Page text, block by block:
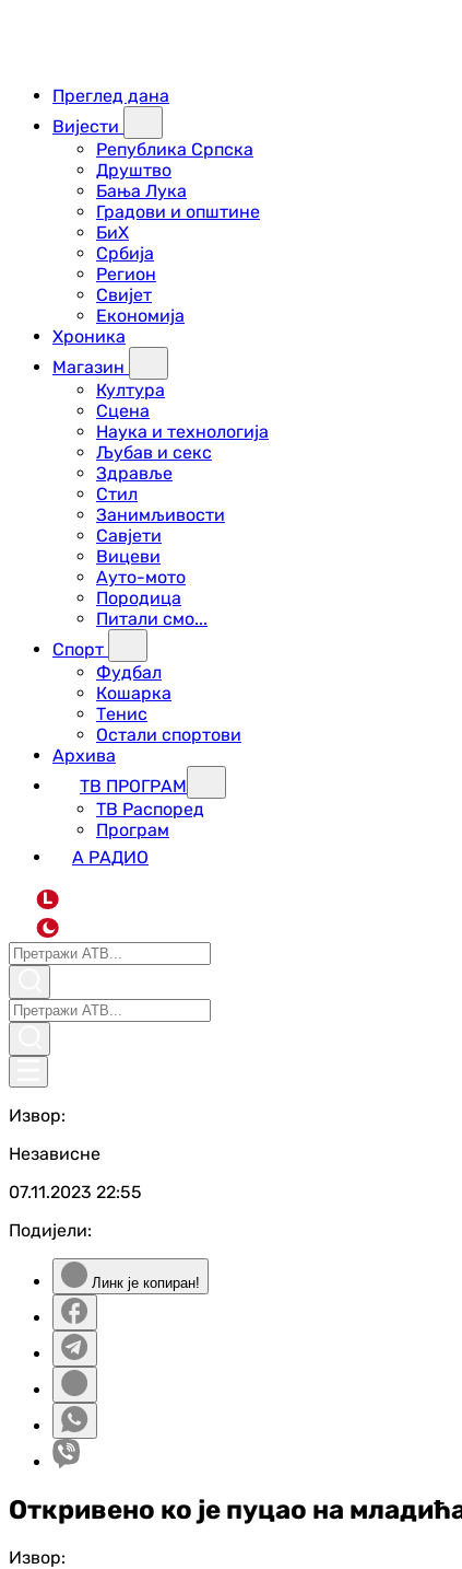
Преглед дана
Вијести
Република Српска
Друштво
Бања Лука
Градови и општине
БиХ
Србија
Регион
Свијет
Економија
Хроника
Магазин
Култура
Сцена
Наука и технологија
Љубав и секс
Здравље
Стил
Занимљивости
Савјети
Вицеви
Ауто-мото
Породица
Питали смо...
Спорт
Фудбал
Кошарка
Тенис
Остали спортови
Архива
ТВ ПРОГРАМ
ТВ Распоред
Програм
А РАДИО
L
Извор:
Независне
07.11.2023 22:55
Подијели:
Линк је копиран!
Откривено ко је пуцао на
Извор: